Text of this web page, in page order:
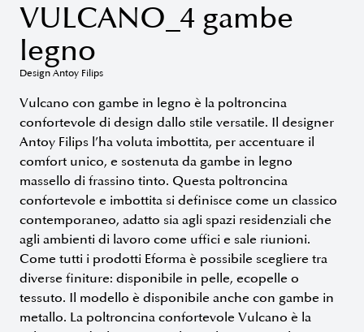
VULCANO_4 gambe
legno
Design Antoy Filips
Vulcano con gambe in legno è la poltroncina
confortevole di design dallo stile versatile. Il designer
Antoy Filips l’ha voluta imbottita, per accentuare il
comfort unico, e sostenuta da gambe in legno
massello di frassino tinto. Questa poltroncina
confortevole e imbottita si definisce come un classico
contemporaneo, adatto sia agli spazi residenziali che
agli ambienti di lavoro come uffici e sale riunioni.
Come tutti i prodotti Eforma è possibile scegliere tra
diverse finiture: disponibile in pelle, ecopelle o
tessuto. Il modello è disponibile anche con gambe in
metallo. La poltroncina confortevole Vulcano è la